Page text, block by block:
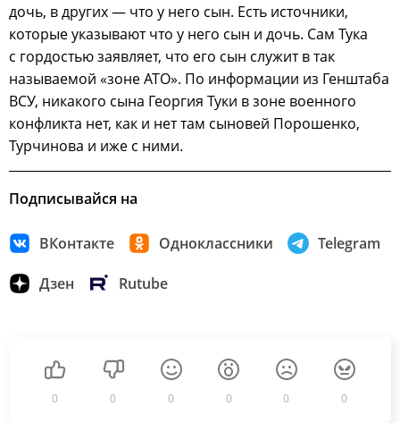
дочь, в других — что у него сын. Есть источники,
которые указывают что у него сын и дочь. Сам Тука
с гордостью заявляет, что его сын служит в так
называемой «зоне АТО». По информации из Генштаба
ВСУ, никакого сына Георгия Туки в зоне военного
конфликта нет, как и нет там сыновей Порошенко,
Турчинова и иже с ними.
Подписывайся на
ВКонтакте Одноклассники Telegram
Дзен Rutube
0 0 0 0 0 0